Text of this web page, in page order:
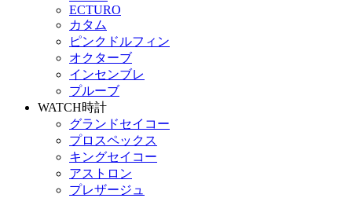
ECTURO
カタム
ピンクドルフィン
オクターブ
インセンブレ
プルーブ
WATCH時計
グランドセイコー
プロスペックス
キングセイコー
アストロン
プレザージュ